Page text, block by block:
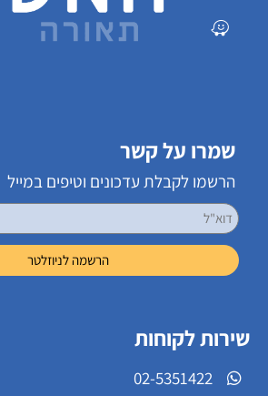
שמרו על קשר
הרשמו לקבלת עדכונים וטיפים במייל
שירות לקוחות
02-5351422